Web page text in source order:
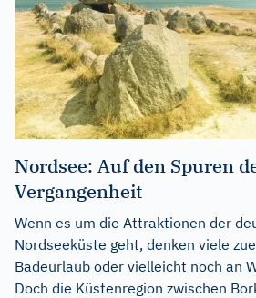
Nordsee: Auf den Spuren
Vergangenheit
Wenn es um die Attraktionen der
Nordseeküste geht, denken viele
Badeurlaub oder vielleicht noch an
Doch die Küstenregion zwischen